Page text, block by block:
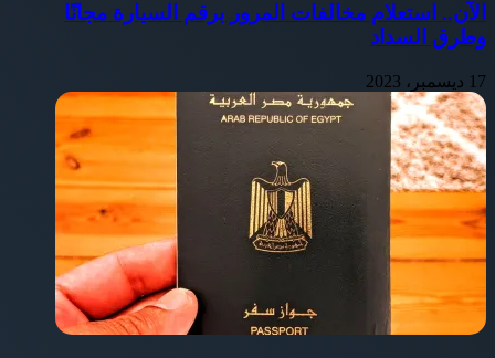
الآن.. استعلام مخالفات المرور برقم السيارة مجانًا
وطرق السداد
17 ديسمبر، 2023